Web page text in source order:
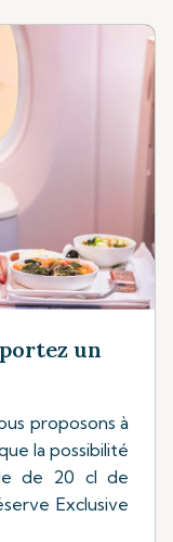
un
proposons à
la possibilité
de 20 cl de
Exclusive